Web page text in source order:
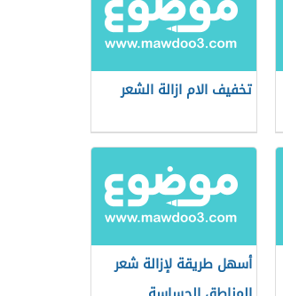
تخفيف الام ازالة الشعر
أسهل طريقة لإزالة شعر